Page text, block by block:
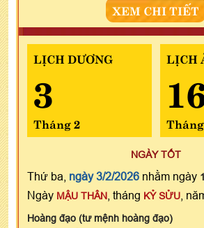
XEM CHI TIẾT
LỊCH DƯƠNG
3
Tháng 2
LỊCH
NGÀY TỐT
Thứ ba, ngày 3/2/2026 nhằm ngày
Ngày MẬU THÂN , tháng KỶ SỬU ,
Hoàng đạo (tư mệnh hoàng đạo)